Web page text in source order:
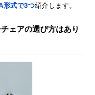
形式で3つ紹介します。
ェアの選び方はあり